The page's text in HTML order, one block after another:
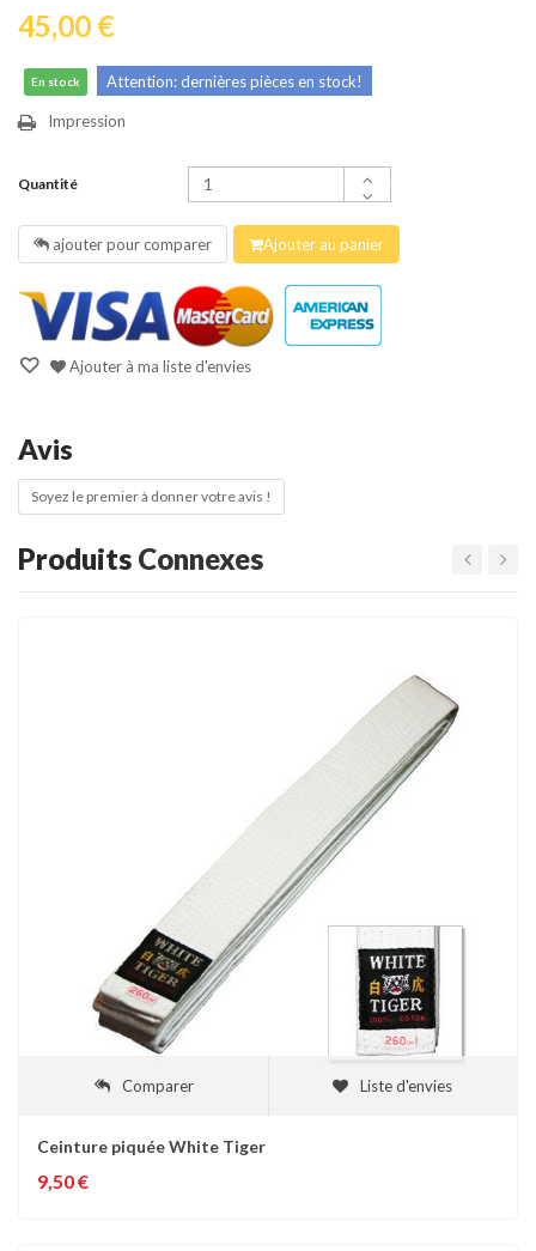
45,00 €
En stock Attention: dernières pièces en stock!
Impression
Quantité
ajouter pour comparer Ajouter au panier
Ajouter à ma liste d'envies
Avis
Soyez le premier à donner votre avis !
Produits Connexes
Comparer Liste d'envies
Ceinture piquée White Tiger
9,50 €